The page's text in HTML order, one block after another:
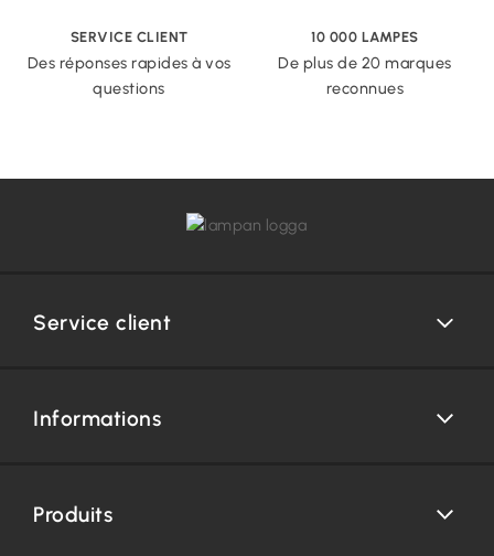
SERVICE CLIENT
Des réponses rapides à vos
questions
10 000 LAMPES
De plus de 20 marques
reconnues
Service client
Informations
Produits